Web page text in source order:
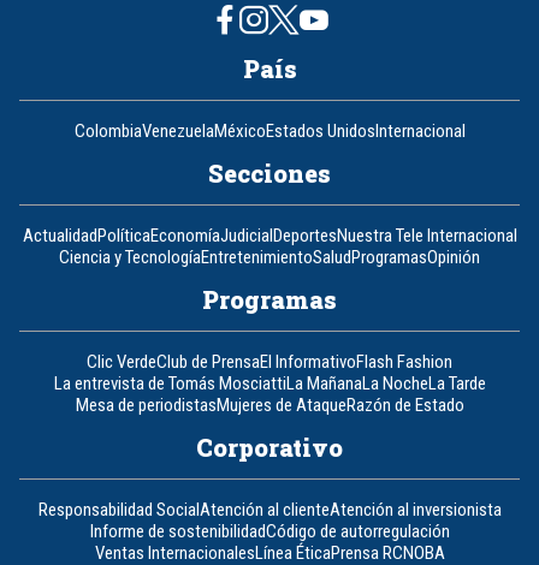
País
ColombiaVenezuelaMéxicoEstados UnidosInternacional
Secciones
ActualidadPolíticaEconomíaJudicialDeportesNuestra Tele Internacional
Ciencia y TecnologíaEntretenimientoSaludProgramasOpinión
Programas
Clic VerdeClub de PrensaEl InformativoFlash Fashion
La entrevista de Tomás MosciattiLa MañanaLa NocheLa Tarde
Mesa de periodistasMujeres de AtaqueRazón de Estado
Corporativo
Responsabilidad SocialAtención al clienteAtención al inversionista
Informe de sostenibilidadCódigo de autorregulación
Ventas InternacionalesLínea ÉticaPrensa RCNOBA